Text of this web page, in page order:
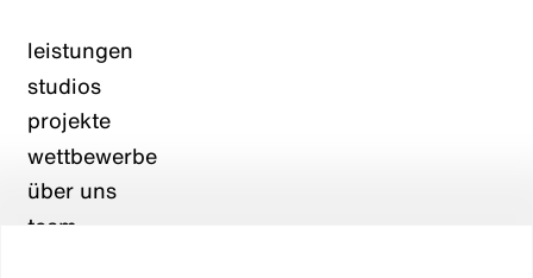
leistungen
studios
projekte
wettbewerbe
über uns
team